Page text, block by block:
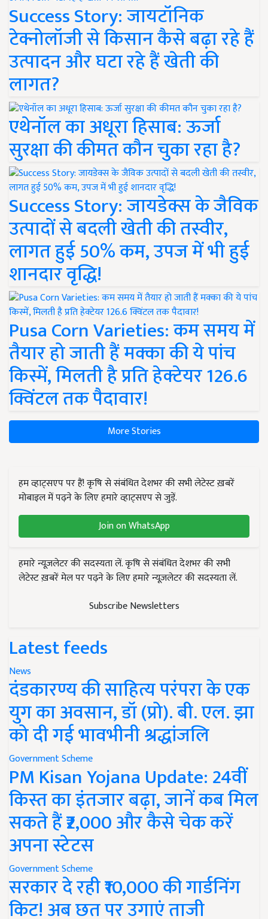
Success Story: जायटॉनिक
टेक्नोलॉजी से किसान कैसे बढ़ा रहे हैं
उत्पादन और घटा रहे हैं खेती की
लागत?
एथेनॉल का अधूरा हिसाब: ऊर्जा
सुरक्षा की कीमत कौन चुका रहा है?
Success Story: जायडेक्स के जैविक
उत्पादों से बदली खेती की तस्वीर,
लागत हुई 50% कम, उपज में भी हुई
शानदार वृद्धि!
Pusa Corn Varieties: कम समय में
तैयार हो जाती हैं मक्का की ये पांच
किस्में, मिलती है प्रति हेक्टेयर 126.6
क्विंटल तक पैदावार!
More Stories
हम व्हाट्सएप पर हैं! कृषि से संबंधित देशभर की सभी लेटेस्ट ख़बरें
मोबाइल में पढ़ने के लिए हमारे व्हाट्सएप से जुड़ें.
Join on WhatsApp
हमारे न्यूज़लेटर की सदस्यता लें. कृषि से संबंधित देशभर की सभी
लेटेस्ट ख़बरें मेल पर पढ़ने के लिए हमारे न्यूज़लेटर की सदस्यता लें.
Subscribe Newsletters
Latest feeds
News
दंडकारण्य की साहित्य परंपरा के एक
युग का अवसान, डॉ (प्रो). बी. एल. झा
को दी गई भावभीनी श्रद्धांजलि
Government Scheme
PM Kisan Yojana Update: 24वीं
किस्त का इंतजार बढ़ा, जानें कब मिल
सकते हैं ₹2,000 और कैसे चेक करें
अपना स्टेटस
Government Scheme
सरकार दे रही ₹10,000 की गार्डनिंग
किट! अब छत पर उगाएं ताजी